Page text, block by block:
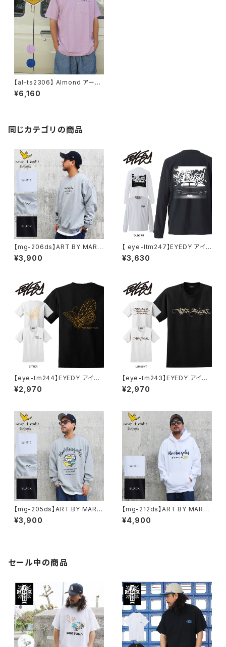
【al-ts2306】 Almond アーモ
ンド SUNRISE USAコットン 日
本製 サーフ ポケT 胸ポケット
¥6,160
同じカテゴリの商品
【mg-206ds】ART BY MARK
GONZALE ( What it isNt ワッ
トイットイズント) アートバイ マ
¥3,900
【 eye-ltm247】EYEDY アイデ
ィー 大きいサイズ メンズ ロング
Tシャツ GOD IS DEAD ロンT
HITE BLACK ホワイト ブラック
¥3,630
【eye-tm244】EYEDY アイデ
ィー BITTER ショートスリーブ
Tシャツ 大きいサイズ WHTIE
¥2,970
【eye-tm243】EYEDY アイデ
ィー UBITTER ショートスリー
ブTシャツ 大きいサイズ WHTI
¥2,970
【mg-205ds】ART BY MARK
GONZALE ( What it isNt ワッ
トイットイズント) アートバイ マ
¥3,900
【mg-212ds】ART BY MARK
GONZALE ( What it isNt ワッ
トイットイズント) アートバイ マ
¥4,900
セール中の商品